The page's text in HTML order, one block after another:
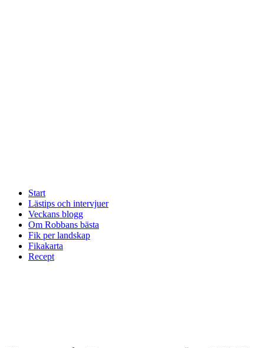
Start
Lästips och intervjuer
Veckans blogg
Om Robbans bästa
Fik per landskap
Fikakarta
Recept